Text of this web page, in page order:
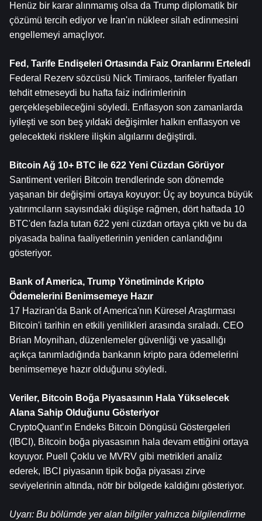
Henüz bir karar alınmamış olsa da Trump diplomatik bir
çözümü tercih ediyor ve İran'ın nükleer silah edinmesini
engellemeyi amaçlıyor.
Fed, Tarife Endişeleri Ortasında Faiz Oranlarını Erteledi
Federal Rezerv sözcüsü Nick Timiraos, tarifeler fiyatları
tehdit etmeseydi bu hafta faiz indirimlerinin
gerçekleşebileceğini söyledi. Enflasyon son zamanlarda
iyileşti ve son beş yıldaki değişimler halkın enflasyon ve
gelecekteki risklere ilişkin algılarını değiştirdi.
Bitcoin Ağ 10+ BTC ile 622 Yeni Cüzdan Görüyor
Santiment verileri Bitcoin trendlerinde son dönemde
yaşanan bir değişimi ortaya koyuyor: Üç ay boyunca büyük
yatırımcıların sayısındaki düşüşe rağmen, dört haftada 10
BTC'den fazla tutan 622 yeni cüzdan ortaya çıktı ve bu da
piyasada balina faaliyetlerinin yeniden canlandığını
gösteriyor.
Bank of America, Trump Yönetiminde Kripto
Ödemelerini Benimsemeye Hazır
17 Haziran'da Bank of America'nın Küresel Araştırması
Bitcoin'i tarihin en etkili yenilikleri arasında sıraladı. CEO
Brian Moynihan, düzenlemeler güvenliği ve yasallığı
açıkça tanımladığında bankanın kripto para ödemelerini
benimsemeye hazır olduğunu söyledi.
Veriler, Bitcoin Boğa Piyasasının Hala Yükselecek
Alana Sahip Olduğunu Gösteriyor
CryptoQuant’ın Endeks Bitcoin Döngüsü Göstergeleri
(IBCI), Bitcoin boğa piyasasının hala devam ettiğini ortaya
koyuyor. Puell Çoklu ve MVRV gibi metrikleri analiz
ederek, IBCI piyasanın tipik boğa piyasası zirve
seviyelerinin altında, nötr bir bölgede kaldığını gösteriyor.
Uyarı: Bu bölümde yer alan bilgiler yalnızca bilgilendirme